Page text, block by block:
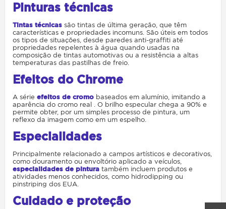
Pinturas técnicas
Tintas técnicas são tintas de última geração, que têm
características e propriedades incomuns. São úteis em todos
os tipos de situações, desde paredes anti-graffiti até
propriedades repelentes à água quando usadas na
composição de tintas automotivas ou a resistência a altas
temperaturas das pastilhas de freio.
Efeitos do Chrome
A série efeitos de cromo baseados em alumínio, imitando a
aparência do cromo real . O brilho especular chega a 90% e
permite obter, por um simples processo de pintura, um
reflexo da imagem como em um espelho.
Especialidades
Principalmente relacionado a campos artísticos e decorativos,
como douramento ou envoltório aplicado a veículos,
especialidades de pintura também incluem produtos e
atividades menos conhecidos, como hidrodipping ou
pinstriping dos EUA.
Cuidado e proteção